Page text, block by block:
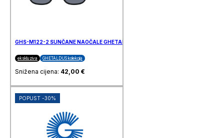
GHS-M122-2 SUNČANE NAOČALE GHETALDUS
ekskluziva GHETALDUS kolekcija
Snižena cijena: 42,00 €
POPUST -30%